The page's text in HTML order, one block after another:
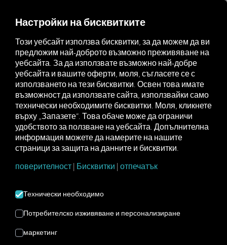
Marketplace Connectors CO2OPT Connect
CO2OPT CONNECT
Интеграция на външен доставчик
Вече използвате услугите наCO2OPT
тази услуга с данни от нашите
е достъп доплатформата RIOи
Настройки на бисквитките
Този уебсайт използва бисквитки, за да можем да ви
предложим най-доброто възможно преживяване на
уебсайта. За да използвате възможно най-добре
уебсайта и вашите оферти, моля, съгласете се с
използването на тези бисквитки. Освен това имате
възможност да използвате сайта, използвайки само
технически необходимите бисквитки. Моля, кликнете
върху „Запазете“. Това обаче може да ограничи
удобството за ползване на уебсайта. Допълнителна
информация можете да намерите на нашите
страници за защита на данните и бисквитки.
поверителност | Бисквитки | отпечатък
Технически необходимо
Потребителско изживяване и персонализиране
маркетинг